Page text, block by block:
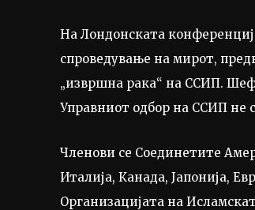
На Лондонската
спроведување на мирот,
„извршна рака“ на ССИП.
Управниот одбор на ССИП не
Членови се Соединетите
Италија, Канада, Јапонија,
Организацијата на